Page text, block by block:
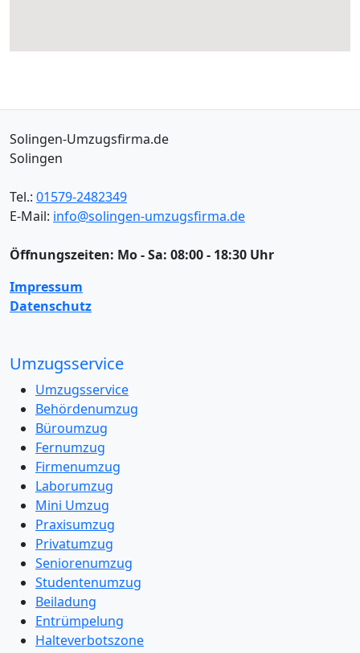
Solingen-Umzugsfirma.de
Solingen
Tel.: 01579-2482349
E-Mail: info@solingen-umzugsfirma.de
Öffnungszeiten: Mo - Sa: 08:00 - 18:30 Uhr
Impressum
Datenschutz
Umzugsservice
Umzugsservice
Behördenumzug
Büroumzug
Fernumzug
Firmenumzug
Laborumzug
Mini Umzug
Praxisumzug
Privatumzug
Seniorenumzug
Studentenumzug
Beiladung
Entrümpelung
Halteverbotszone